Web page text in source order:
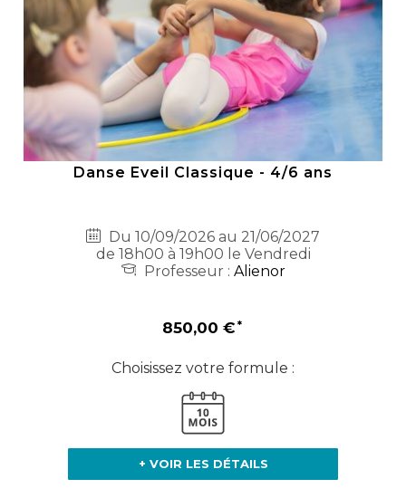
Danse Eveil Classique - 4/6 ans
Du 10/09/2026 au 21/06/2027
de 18h00 à 19h00 le Vendredi
Professeur : Alienor
850,00 €
Choisissez votre formule :
+ VOIR LES DÉTAILS